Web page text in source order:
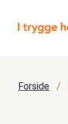
Forside